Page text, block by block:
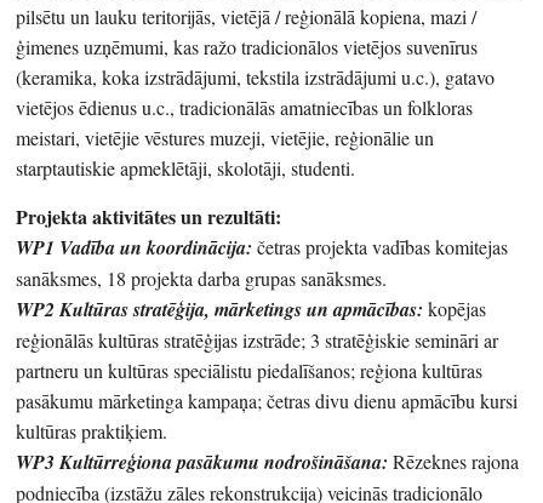
pilsētu un lauku teritorijās, vietējā / reģionālā kopiena, mazi /
ģimenes uzņēmumi, kas ražo tradicionālos vietējos suvenīrus
(keramika, koka izstrādājumi, tekstila izstrādājumi u.c.), gatavo
vietējos ēdienus u.c., tradicionālās amatniecības un folkloras
meistari, vietējie vēstures muzeji, vietējie, reģionālie un
starptautiskie apmeklētāji, skolotāji, studenti.
Projekta aktivitātes un rezultāti:
WP1 Vadība un koordinācija: četras projekta vadības komitejas
sanāksmes, 18 projekta darba grupas sanāksmes.
WP2 Kultūras stratēģija, mārketings un apmācības: kopējas
reģionālās kultūras stratēģijas izstrāde; 3 stratēģiskie semināri ar
partneru un kultūras speciālistu piedalīšanos; reģiona kultūras
pasākumu mārketinga kampaņa; četras divu dienu apmācību kursi
kultūras praktiķiem.
WP3 Kultūrreģiona pasākumu nodrošināšana: Rēzeknes rajona
podniecība (izstāžu zāles rekonstrukcija) veicinās tradicionālo